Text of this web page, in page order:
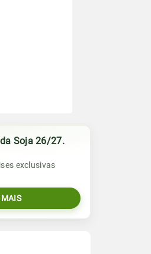
Soja 26/27.
exclusivas
MAIS